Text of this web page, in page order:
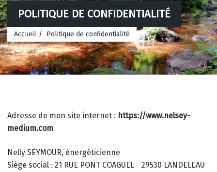
POLITIQUE DE CONFIDENTIALITÉ
Accueil Politique de confidentialité
Adresse de mon site internet : https://www.nelsey-
medium.com
Nelly SEYMOUR, énergéticienne
Siège social : 21 RUE PONT COAGUEL - 29530 LANDELEAU